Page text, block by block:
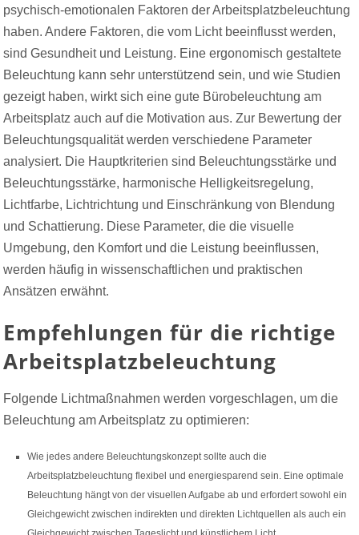
psychisch-emotionalen Faktoren der Arbeitsplatzbeleuchtung
haben. Andere Faktoren, die vom Licht beeinflusst werden,
sind Gesundheit und Leistung. Eine ergonomisch gestaltete
Beleuchtung kann sehr unterstützend sein, und wie Studien
gezeigt haben, wirkt sich eine gute Bürobeleuchtung am
Arbeitsplatz auch auf die Motivation aus. Zur Bewertung der
Beleuchtungsqualität werden verschiedene Parameter
analysiert. Die Hauptkriterien sind Beleuchtungsstärke und
Beleuchtungsstärke, harmonische Helligkeitsregelung,
Lichtfarbe, Lichtrichtung und Einschränkung von Blendung
und Schattierung. Diese Parameter, die die visuelle
Umgebung, den Komfort und die Leistung beeinflussen,
werden häufig in wissenschaftlichen und praktischen
Ansätzen erwähnt.
Empfehlungen für die richtige
Arbeitsplatzbeleuchtung
Folgende Lichtmaßnahmen werden vorgeschlagen, um die
Beleuchtung am Arbeitsplatz zu optimieren:
Wie jedes andere Beleuchtungskonzept sollte auch die
Arbeitsplatzbeleuchtung flexibel und energiesparend sein. Eine optimale
Beleuchtung hängt von der visuellen Aufgabe ab und erfordert sowohl ein
Gleichgewicht zwischen indirekten und direkten Lichtquellen als auch ein